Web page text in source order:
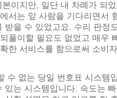
이지만, 일단 내 차례가 되
서는 앞 사람을 기다리면서
받을 수 있었고요. 수리 판정
풀이할 필요도 없었고 매우
한 서비스를 함으로써 소비
수 없는 당일 번호표 시스템
있는 시스템입니다. 속도는